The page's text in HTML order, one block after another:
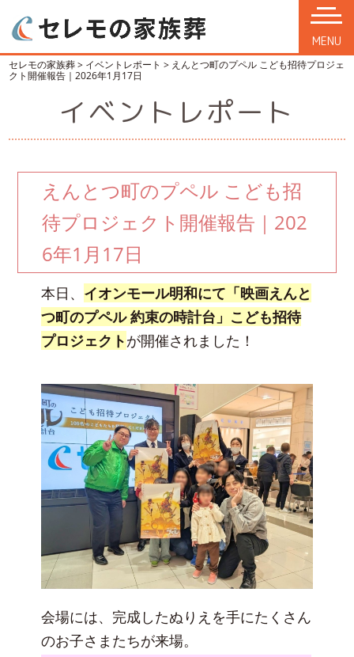
MENU
セレモの家族葬> イベントレポート > えんとつ町のプペル こども招待プロジェ
クト開催報告｜2026年1月17日
イベントレポート
えんとつ町のプペル こども招
待プロジェクト開催報告｜202
6年1月17日
本日、 イオンモール明和にて「映画えんと
つ町のプペル 約束の時計台」こども招待
プロジェクトが開催されました！
会場には、完成したぬりえを手にたくさん
のお子さまたちが来場。